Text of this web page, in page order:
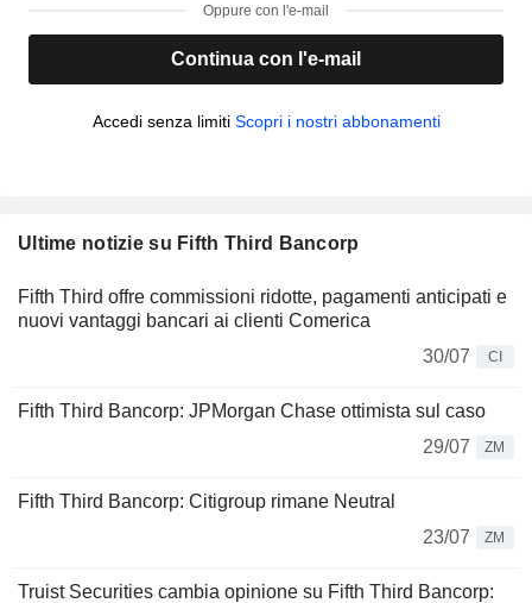
Oppure con l'e-mail
Continua con l'e-mail
Accedi senza limiti Scopri i nostri abbonamenti
Ultime notizie su Fifth Third Bancorp
Fifth Third offre commissioni ridotte, pagamenti anticipati e
nuovi vantaggi bancari ai clienti Comerica
30/07
CI
Fifth Third Bancorp: JPMorgan Chase ottimista sul caso
29/07
ZM
Fifth Third Bancorp: Citigroup rimane Neutral
23/07
ZM
Truist Securities cambia opinione su Fifth Third Bancorp: